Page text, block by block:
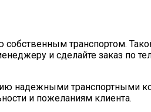
транспортом.
и сделайте заказ по
надежными транспортными
и пожеланиям клиента.